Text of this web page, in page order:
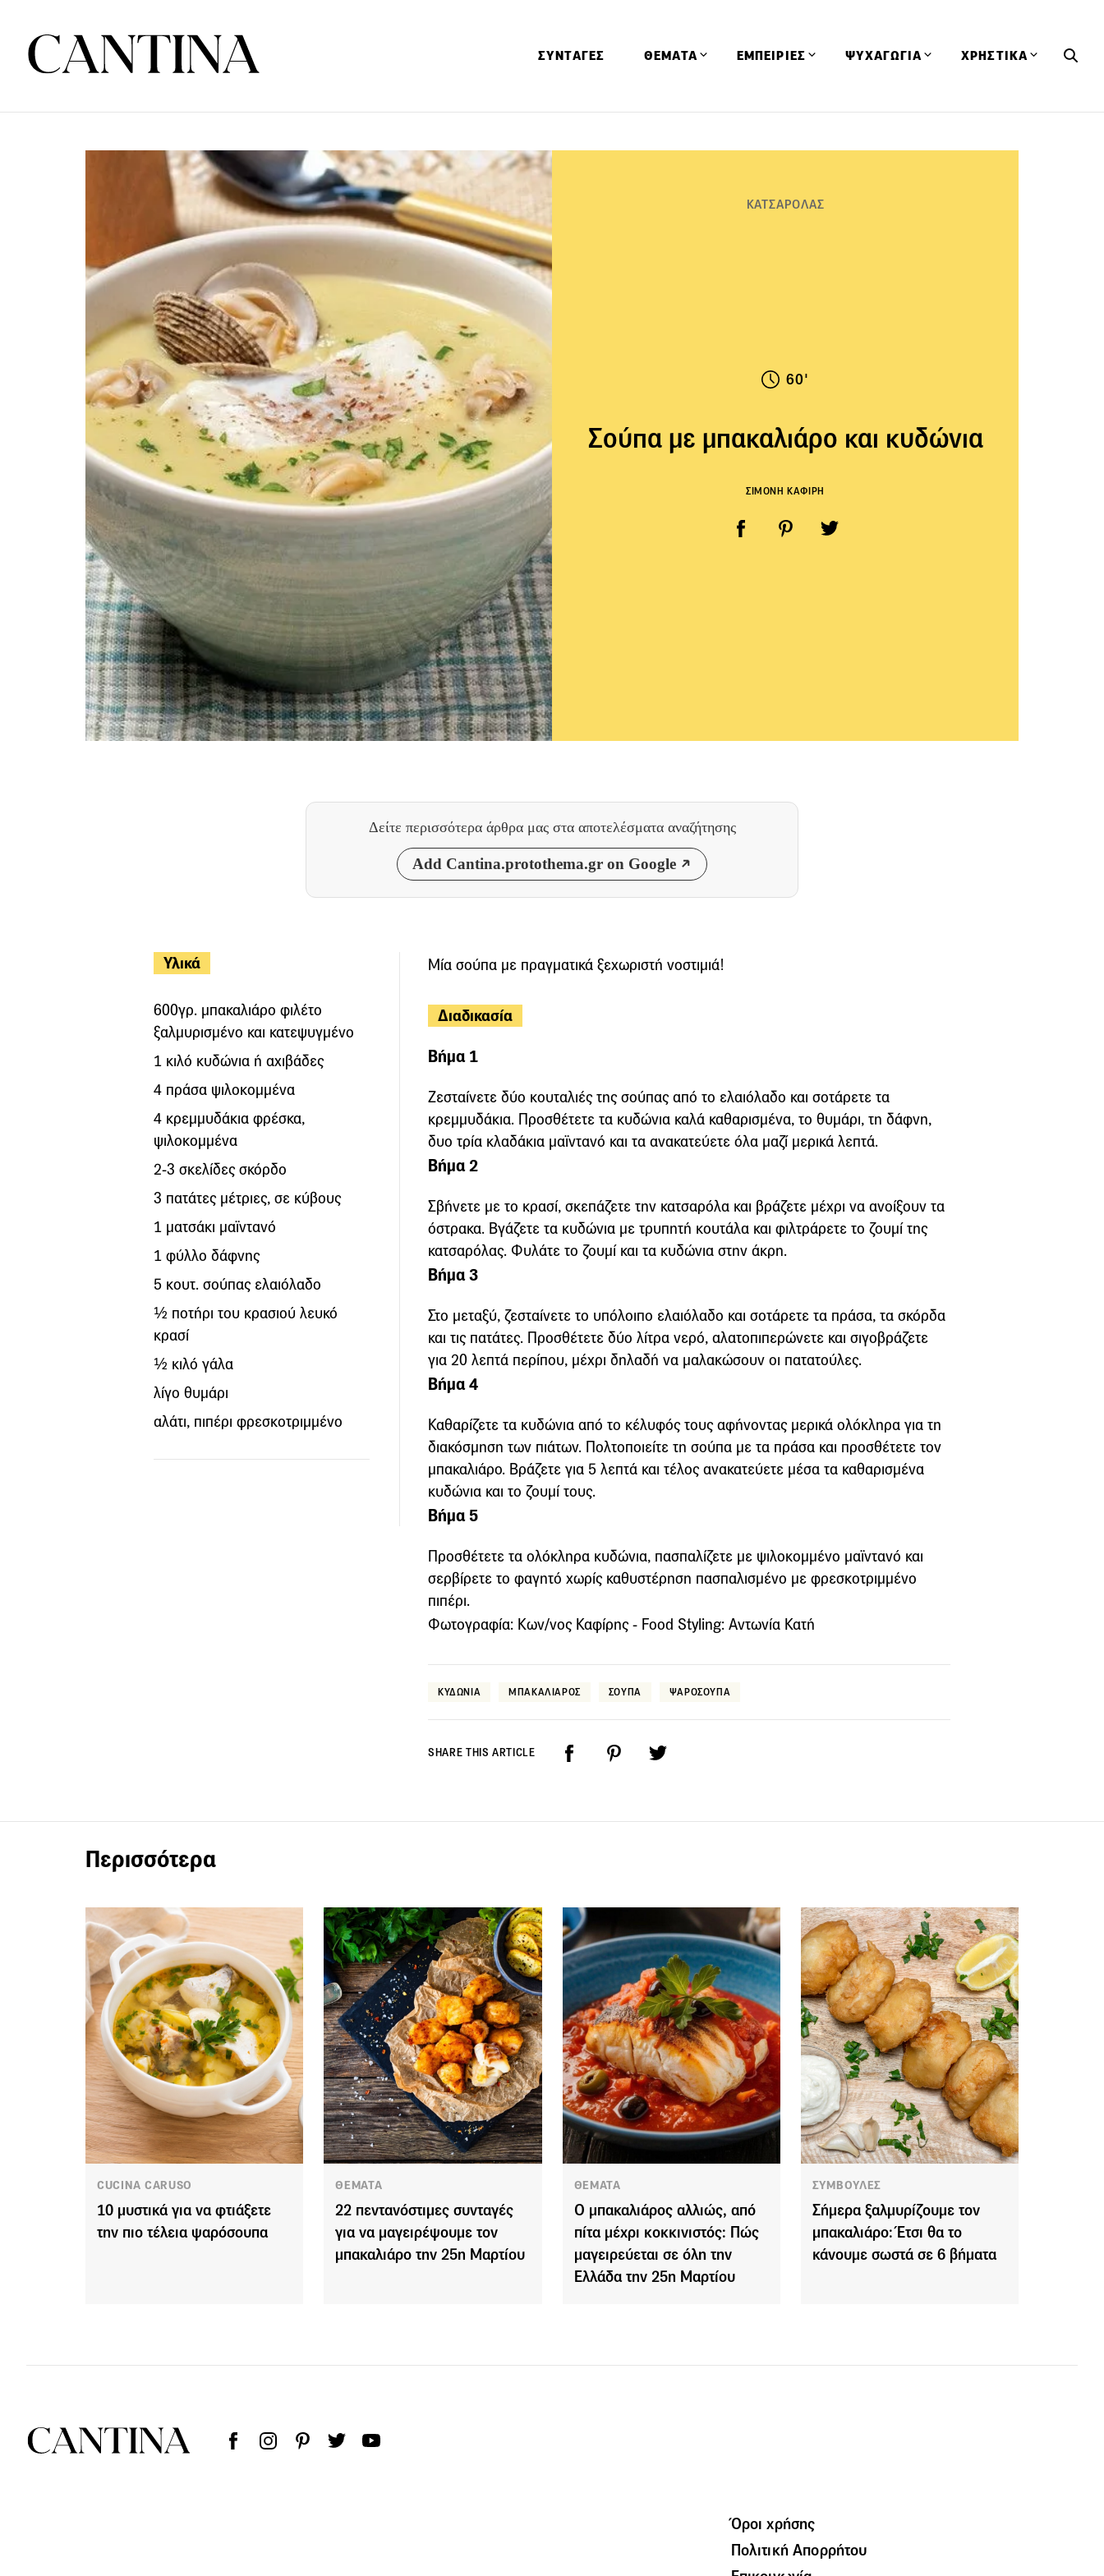
ΣΥΝΤΑΓΕΣ ΘΕΜΑΤΑ ΕΜΠΕΙΡΙΕΣ ΨΥΧΑΓΩΓΙΑ ΧΡΗΣΤΙΚΑ
ΚΑΤΣΑΡΟΛΑΣ
60'
Σούπα με μπακαλιάρο και κυδώνια
ΣΙΜΟΝΗ ΚΑΦΙΡΗ
Δείτε περισσότερα άρθρα μας στα αποτελέσματα αναζήτησης
Add Cantina.protothema.gr on Google
Υλικά
600γρ. μπακαλιάρο φιλέτο
ξαλμυρισμένο και κατεψυγμένο
1 κιλό κυδώνια ή αχιβάδες
4 πράσα ψιλοκομμένα
4 κρεμμυδάκια φρέσκα,
ψιλοκομμένα
2-3 σκελίδες σκόρδο
3 πατάτες μέτριες, σε κύβους
1 ματσάκι μαϊντανό
1 φύλλο δάφνης
5 κουτ. σούπας ελαιόλαδο
½ ποτήρι του κρασιού λευκό
κρασί
½ κιλό γάλα
λίγο θυμάρι
αλάτι, πιπέρι φρεσκοτριμμένο
Μία σούπα με πραγματικά ξεχωριστή νοστιμιά!
Διαδικασία
Βήμα 1
Ζεσταίνετε δύο κουταλιές της σούπας από το ελαιόλαδο και σοτάρετε τα
κρεμμυδάκια. Προσθέτετε τα κυδώνια καλά καθαρισμένα, το θυμάρι, τη δάφνη,
δυο τρία κλαδάκια μαϊντανό και τα ανακατεύετε όλα μαζί μερικά λεπτά.
Βήμα 2
Σβήνετε με το κρασί, σκεπάζετε την κατσαρόλα και βράζετε μέχρι να ανοίξουν τα
όστρακα. Βγάζετε τα κυδώνια με τρυπητή κουτάλα και φιλτράρετε το ζουμί της
κατσαρόλας. Φυλάτε το ζουμί και τα κυδώνια στην άκρη.
Βήμα 3
Στο μεταξύ, ζεσταίνετε το υπόλοιπο ελαιόλαδο και σοτάρετε τα πράσα, τα σκόρδα
και τις πατάτες. Προσθέτετε δύο λίτρα νερό, αλατοπιπερώνετε και σιγοβράζετε
για 20 λεπτά περίπου, μέχρι δηλαδή να μαλακώσουν οι πατατούλες.
Βήμα 4
Καθαρίζετε τα κυδώνια από το κέλυφός τους αφήνοντας μερικά ολόκληρα για τη
διακόσμηση των πιάτων. Πολτοποιείτε τη σούπα με τα πράσα και προσθέτετε τον
μπακαλιάρο. Βράζετε για 5 λεπτά και τέλος ανακατεύετε μέσα τα καθαρισμένα
κυδώνια και το ζουμί τους.
Βήμα 5
Προσθέτετε τα ολόκληρα κυδώνια, πασπαλίζετε με ψιλοκομμένο μαϊντανό και
σερβίρετε το φαγητό χωρίς καθυστέρηση πασπαλισμένο με φρεσκοτριμμένο
πιπέρι.
Φωτογραφία: Κων/νος Καφίρης - Food Styling: Αντωνία Κατή
ΚΥΔΩΝΙΑ ΜΠΑΚΑΛΙΑΡΟΣ ΣΟΥΠΑ ΨΑΡΟΣΟΥΠΑ
SHARE THIS ARTICLE
Περισσότερα
CUCINA CARUSO
10 μυστικά για να φτιάξετε
την πιο τέλεια ψαρόσουπα
ΘΕΜΑΤΑ
22 πεντανόστιμες συνταγές
για να μαγειρέψουμε τον
μπακαλιάρο την 25η Μαρτίου
ΘΕΜΑΤΑ
Ο μπακαλιάρος αλλιώς, από
πίτα μέχρι κοκκινιστός: Πώς
μαγειρεύεται σε όλη την
Ελλάδα την 25η Μαρτίου
ΣΥΜΒΟΥΛΕΣ
Σήμερα ξαλμυρίζουμε τον
μπακαλιάρο: Έτσι θα το
κάνουμε σωστά σε 6 βήματα
Όροι χρήσης
Πολιτική Απορρήτου